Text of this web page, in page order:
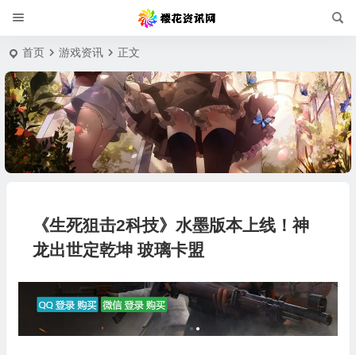
首页 游戏资讯 正文
《生死狙击2科技》水墨版本上线！神
龙出世定乾坤 玻璃卡盟